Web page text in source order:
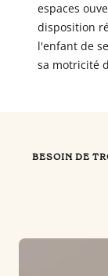
espaces
disposition
l'enfant de
sa motricité
BESOIN DE